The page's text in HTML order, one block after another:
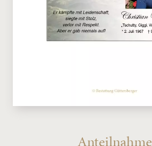
Anteilnahme